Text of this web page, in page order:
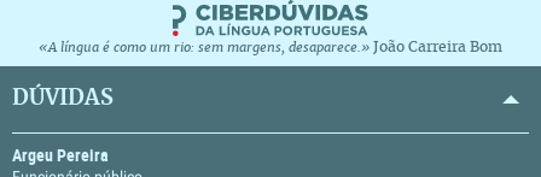
«A língua é como um rio: sem margens, desaparece.» João Carreira Bom
DÚVIDAS
Argeu Pereira